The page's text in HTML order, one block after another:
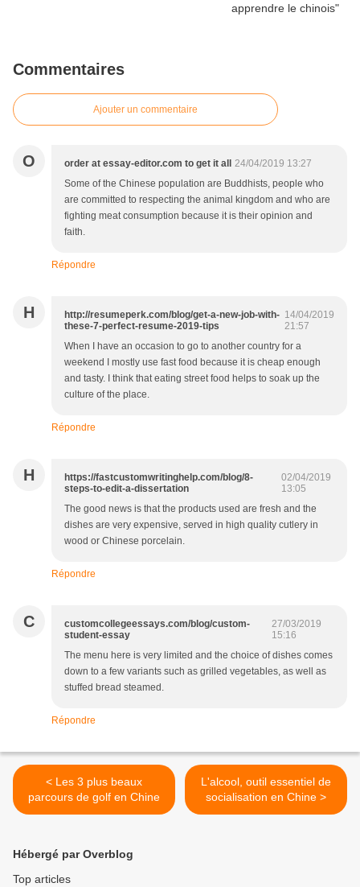
Commentaires
Ajouter un commentaire
O order at essay-editor.com to get it all
24/04/2019 13:27
Some of the Chinese population are Buddhists, people who
are committed to respecting the animal kingdom and who are
fighting meat consumption because it is their opinion and
faith.
Répondre
H
http://resumeperk.com/blog/get-a-new-job-with-
these-7-perfect-resume-2019-tips
14/04/2019
21:57
When I have an occasion to go to another country for a
weekend I mostly use fast food because it is cheap enough
and tasty. I think that eating street food helps to soak up the
culture of the place.
Répondre
H
https://fastcustomwritinghelp.com/blog/8-
steps-to-edit-a-dissertation
02/04/2019
13:05
The good news is that the products used are fresh and the
dishes are very expensive, served in high quality cutlery in
wood or Chinese porcelain.
Répondre
C
customcollegeessays.com/blog/custom-
student-essay
27/03/2019
15:16
The menu here is very limited and the choice of dishes comes
down to a few variants such as grilled vegetables, as well as
stuffed bread steamed.
Répondre
< Les 3 plus beaux
parcours de golf en Chine
L'alcool, outil essentiel de
socialisation en Chine >
Hébergé par Overblog
Top articles